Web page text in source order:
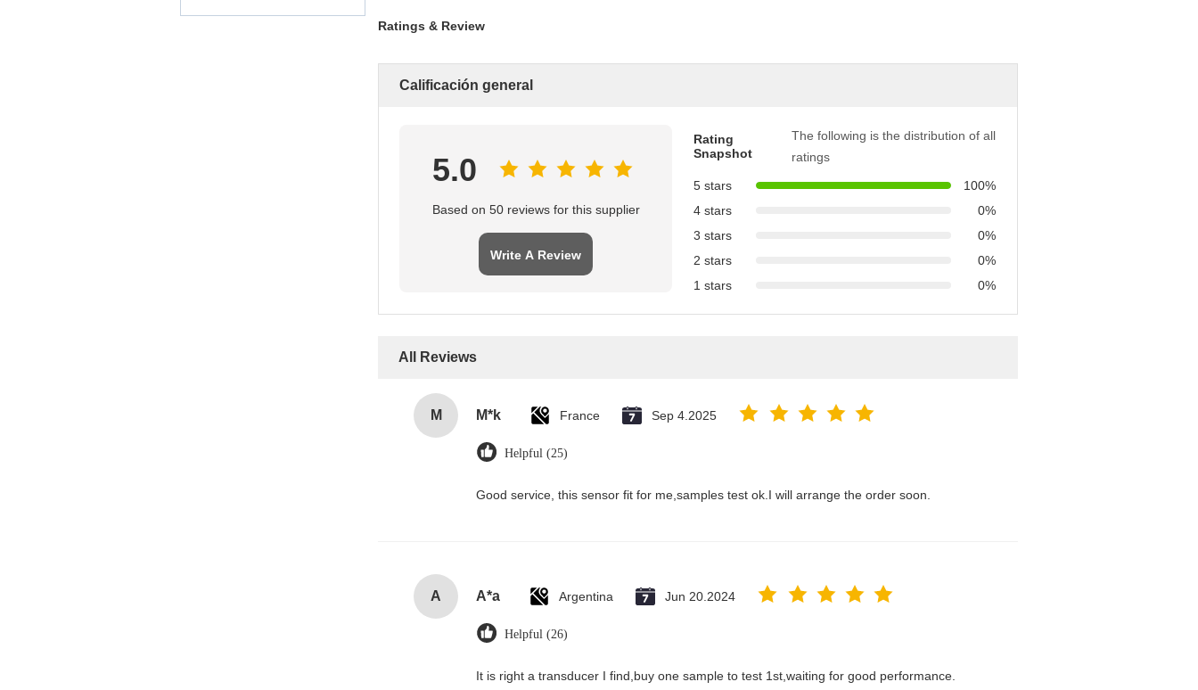
Ratings & Review
Calificación general
5.0
Based on 50 reviews for this supplier
Write A Review
Rating
Snapshot
The following is the distribution of all
ratings
5 stars
100%
4 stars
0%
3 stars
0%
2 stars
0%
1 stars
0%
All Reviews
M M*k France Sep 4.2025
Helpful (25)
Good service, this sensor fit for me,samples test ok.I will arrange the order soon.
A A*a Argentina Jun 20.2024
Helpful (26)
It is right a transducer I find,buy one sample to test 1st,waiting for good performance.